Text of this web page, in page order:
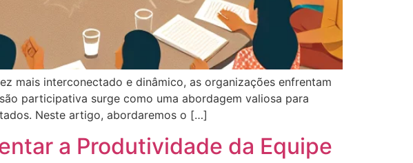
mais interconectado e dinâmico, as organizações enfrentam
participativa surge como uma abordagem valiosa para
Neste artigo, abordaremos o […]
a Produtividade da Equipe